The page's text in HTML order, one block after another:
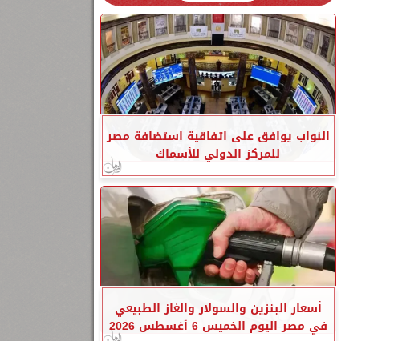
النواب يوافق على اتفاقية استضافة مصر
للمركز الدولي للأسماك
أسعار البنزين والسولار والغاز الطبيعي
في مصر اليوم الخميس 6 أغسطس 2026